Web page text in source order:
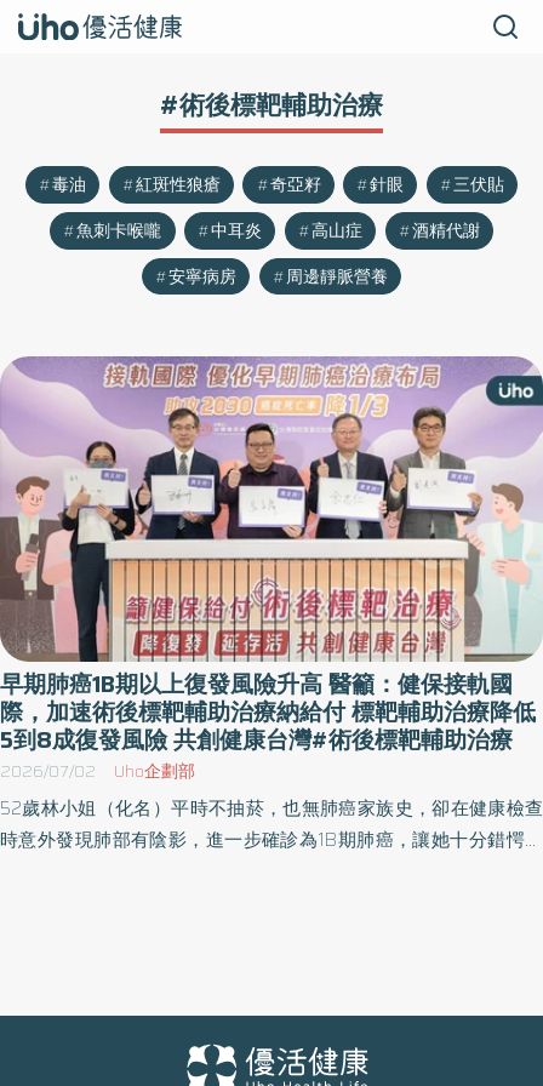
#術後標靶輔助治療
毒油 紅斑性狼瘡 奇亞籽 針眼
三伏貼
魚刺卡喉嚨
中耳炎 高山症
酒精代謝
安寧病房
周邊靜脈營養
早期肺癌1B期以上復發風險升高 醫籲：健保接軌國
際，加速術後標靶輔助治療納給付 標靶輔助治療降低
5到8成復發風險 共創健康台灣#術後標靶輔助治療
2026/07/02 Uho企劃部
52歲林小姐（化名）平時不抽菸，也無肺癌家族史，卻在健康檢查
時意外發現肺部有陰影，進一步確診為1B期肺癌，讓她十分錯愕。
早期肺癌治療需求逐步提升，台灣癌症基金會與台灣胸腔暨重症加